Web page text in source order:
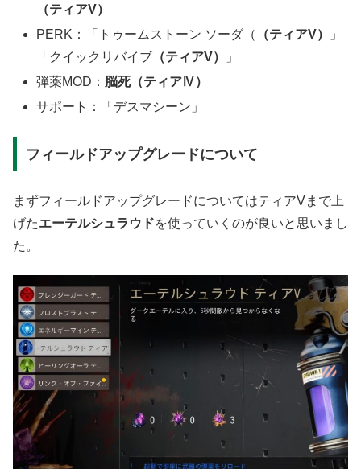
（ティアV）
PERK：「トゥームストーン ソーダ（
（ティアV）
」
「クイックリバイブ （ティアV）
」
弾薬MOD： 脳死（ティアⅣ）
サポート：「デスマシーン」
フィールドアップグレードについて
まずフィールドアップグレードについてはティアVまで上
げたエーテルシュラウドを使っていくのが良いと思いまし
た。